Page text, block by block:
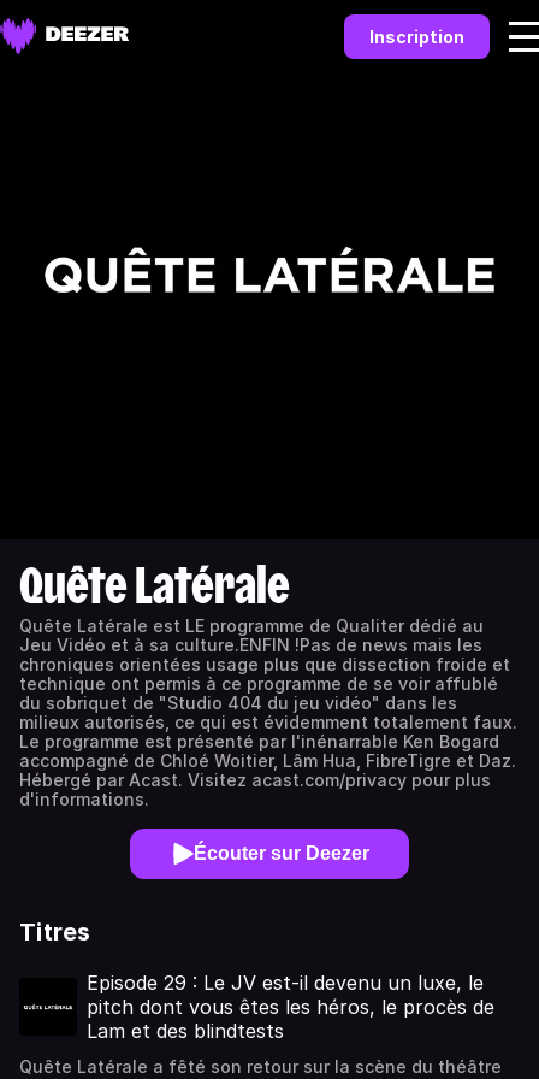
Inscription
Quête Latérale
Quête Latérale est LE programme de Qualiter dédié au
Jeu Vidéo et à sa culture.ENFIN !Pas de news mais les
chroniques orientées usage plus que dissection froide et
technique ont permis à ce programme de se voir affublé
du sobriquet de "Studio 404 du jeu vidéo" dans les
milieux autorisés, ce qui est évidemment totalement faux.
Le programme est présenté par l'inénarrable Ken Bogard
accompagné de Chloé Woitier, Lâm Hua, FibreTigre et Daz.
Hébergé par Acast. Visitez acast.com/privacy pour plus
d'informations.
Écouter sur Deezer
Titres
Episode 29 : Le JV est-il devenu un luxe, le
pitch dont vous êtes les héros, le procès de
Lam et des blindtests
Quête Latérale a fêté son retour sur la scène du théâtre